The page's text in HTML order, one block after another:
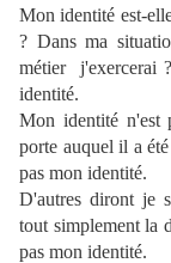
Mon identité est-
? Dans ma
métier
j'exercerai
identité.
Mon identité n'est
porte auquel il a
pas mon identité.
D'autres diront je
tout simplement la
pas mon identité.